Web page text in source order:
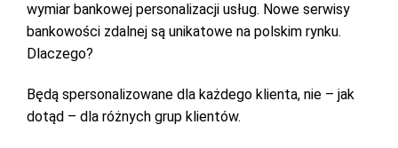
wymiar bankowej personalizacji usług. Nowe serwisy
bankowości zdalnej są unikatowe na polskim rynku.
Dlaczego?
Będą spersonalizowane dla każdego klienta, nie – jak
dotąd – dla różnych grup klientów.